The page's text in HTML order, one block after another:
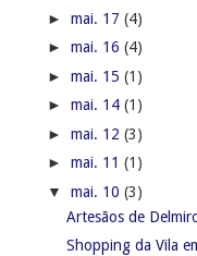
► mai. 17 (4)
► mai. 16 (4)
► mai. 15 (1)
► mai. 14 (1)
► mai. 12 (3)
► mai. 11 (1)
▼ mai. 10 (3)
Artesãos de
Shopping da Vila